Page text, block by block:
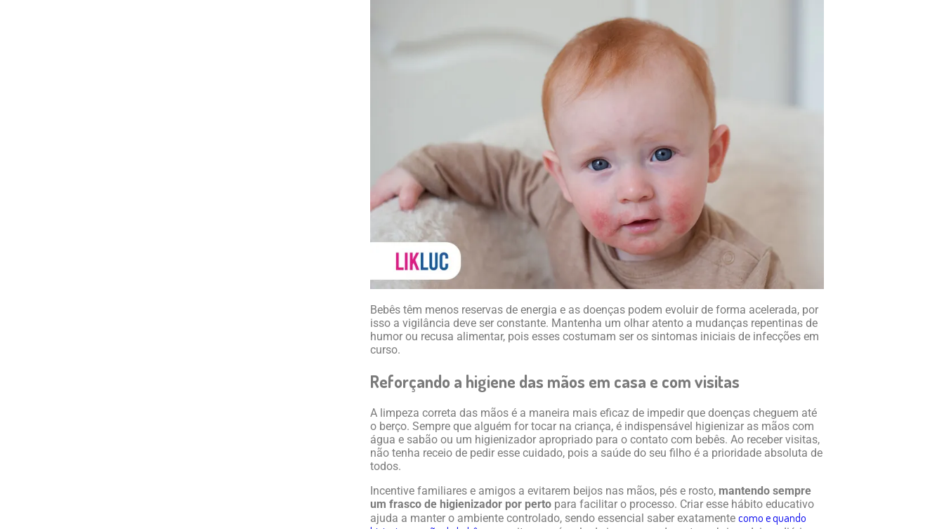
Bebês têm menos reservas de energia e as doenças podem evoluir de forma acelerada, por
isso a vigilância deve ser constante. Mantenha um olhar atento a mudanças repentinas de
humor ou recusa alimentar, pois esses costumam ser os sintomas iniciais de infecções em
curso.
Reforçando a higiene das mãos em casa e com visitas
A limpeza correta das mãos é a maneira mais eficaz de impedir que doenças cheguem até
o berço. Sempre que alguém for tocar na criança, é indispensável higienizar as mãos com
água e sabão ou um higienizador apropriado para o contato com bebês. Ao receber visitas,
não tenha receio de pedir esse cuidado, pois a saúde do seu filho é a prioridade absoluta de
todos.
Incentive familiares e amigos a evitarem beijos nas mãos, pés e rosto, mantendo sempre
um frasco de higienizador por perto para facilitar o processo. Criar esse hábito educativo
ajuda a manter o ambiente controlado, sendo essencial saber exatamente como e quando